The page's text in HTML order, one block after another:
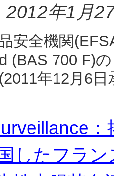
2012年1月
安全機関
(BAS 700 F)
年12月6
したフラ